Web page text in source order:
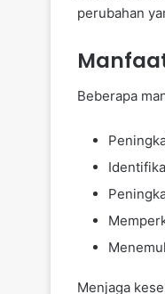
perubahan
Beberapa
Menjaga